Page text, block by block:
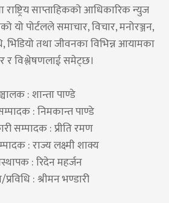
साप्ताहिकको आधिकारिक न्युज
यो पोर्टलले समाचार, विचार, मनोरञ्जन,
भिडियो तथा जीवनका विभिन्न आयामका
र विश्लेषणलाई समेट्छ।
: शान्ता पाण्डे
: निमकान्त पाण्डे
सम्पादक : प्रीति रमण
: राज्य लक्ष्मी शाक्य
: रिदेन महर्जन
: श्रीमन भण्डारी